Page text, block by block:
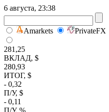
6 августа, 23:38
Amarkets PrivateFX
281,25
ВКЛАД, $
280,93
ИТОГ, $
- 0,32
П/У, $
- 0,11
П/У, %